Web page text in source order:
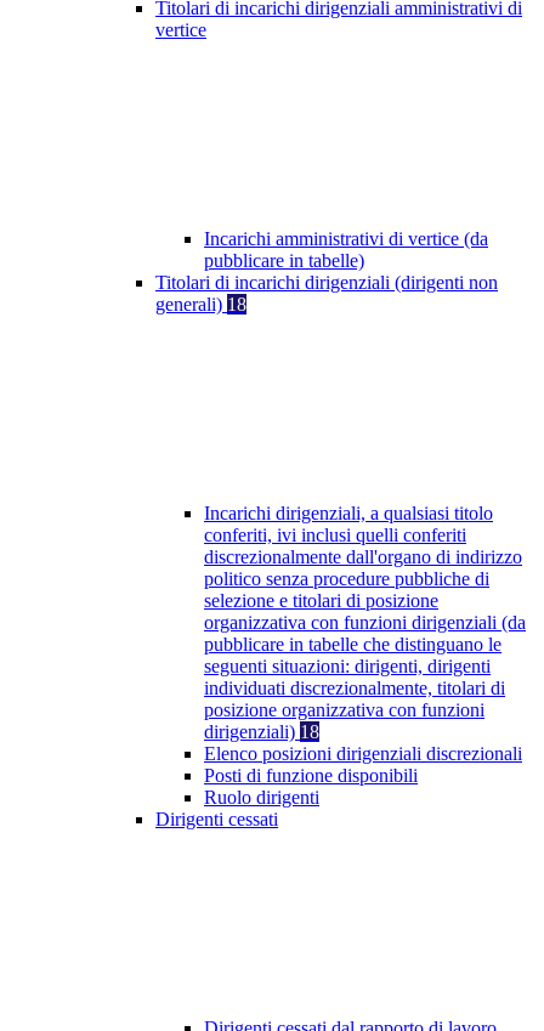
Titolari di incarichi dirigenziali amministrativi di
vertice
Incarichi amministrativi di vertice (da
pubblicare in tabelle)
Titolari di incarichi dirigenziali (dirigenti non
generali) 18
Incarichi dirigenziali, a qualsiasi titolo
conferiti, ivi inclusi quelli conferiti
discrezionalmente dall'organo di indirizzo
politico senza procedure pubbliche di
selezione e titolari di posizione
organizzativa con funzioni dirigenziali (da
pubblicare in tabelle che distinguano le
seguenti situazioni: dirigenti, dirigenti
individuati discrezionalmente, titolari di
posizione organizzativa con funzioni
dirigenziali) 18
Elenco posizioni dirigenziali discrezionali
Posti di funzione disponibili
Ruolo dirigenti
Dirigenti cessati